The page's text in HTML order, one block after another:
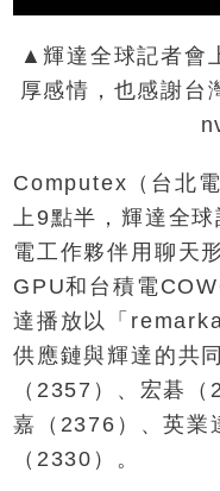
▲輝達全球記者會
厚感情，也感謝台
Computex（台北
上9點半，輝達全
電工作夥伴用聊天
GPU和台積電
達播放以「
供應鏈與輝達的共
（2357）、宏碁
嘉（2376）、英業
（2330）。